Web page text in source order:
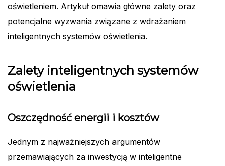
oświetleniem. Artykuł omawia główne zalety oraz
potencjalne wyzwania związane z wdrażaniem
inteligentnych systemów oświetlenia.
Zalety inteligentnych systemów
oświetlenia
Oszczędność energii i kosztów
Jednym z najważniejszych argumentów
przemawiających za inwestycją w inteligentne